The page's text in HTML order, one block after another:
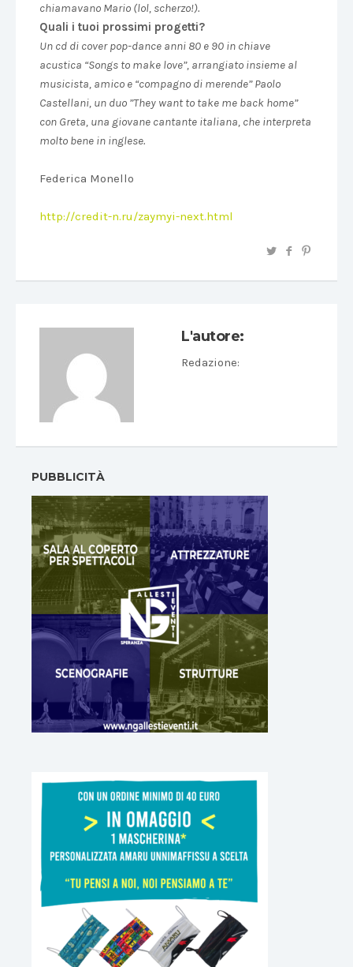
chiamavano Mario (lol, scherzo!).
Quali i tuoi prossimi progetti?
Un cd di cover pop-dance anni 80 e 90 in chiave
acustica “Songs to make love”, arrangiato insieme al
musicista, amico e “compagno di merende” Paolo
Castellani, un duo ”They want to take me back home”
con Greta, una giovane cantante italiana, che interpreta
molto bene in inglese.
Federica Monello
http://credit-n.ru/zaymyi-next.html
L'autore:
Redazione:
PUBBLICITÀ